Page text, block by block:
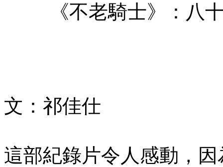
《不老騎士》：八
文：祁佳仕
這部紀錄片令人感動，